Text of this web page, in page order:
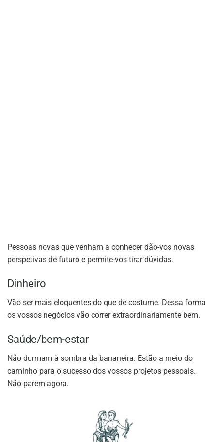
Pessoas novas que venham a conhecer dão-vos novas
perspetivas de futuro e permite-vos tirar dúvidas.
Dinheiro
Vão ser mais eloquentes do que de costume. Dessa forma
os vossos negócios vão correr extraordinariamente bem.
Saúde/bem-estar
Não durmam à sombra da bananeira. Estão a meio do
caminho para o sucesso dos vossos projetos pessoais.
Não parem agora.